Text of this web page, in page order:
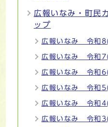
広報いなみ・町民
ップ
広報いなみ 令和
広報いなみ 令和
広報いなみ 令和
広報いなみ 令和
広報いなみ 令和
広報いなみ 令和